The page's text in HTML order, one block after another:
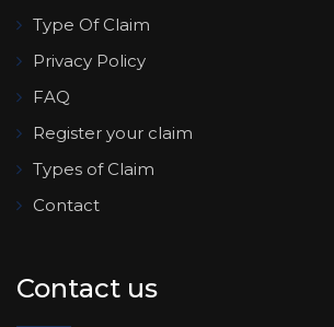
Type Of Claim
Privacy Policy
FAQ
Register your claim
Types of Claim
Contact
Contact us